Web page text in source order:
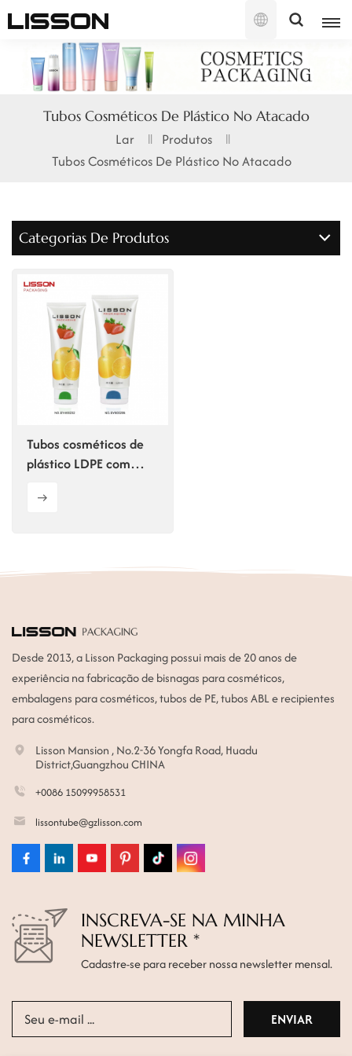
Português
English
français
русский
português
Tubos Cosméticos De Plástico No Atacado
Lar
Produtos
Tubos Cosméticos De Plástico No Atacado
Categorias De Produtos
Tubos cosméticos de
plástico LDPE com
Desde 2013, a Lisson Packaging possui mais de 20 anos de
experiência na fabricação de bisnagas para cosméticos,
embalagens para cosméticos, tubos de PE, tubos ABL e recipientes
para cosméticos.
Lisson Mansion , No.2-36 Yongfa Road, Huadu
District,Guangzhou CHINA
+0086 15099958531
lissontube@gzlisson.com
INSCREVA-SE NA MINHA
NEWSLETTER *
Cadastre-se para receber nossa newsletter mensal.